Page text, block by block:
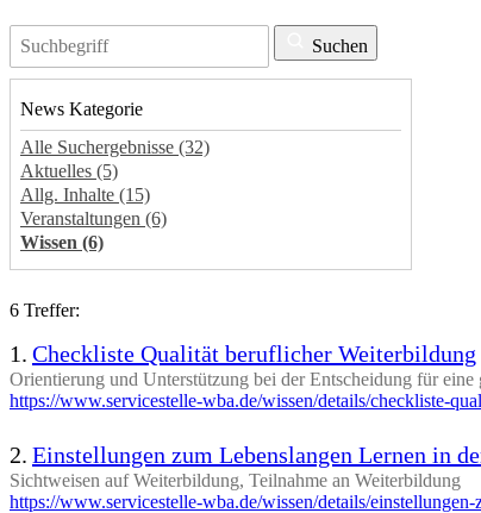
Suchen
News Kategorie
Alle Suchergebnisse (32)
Aktuelles (5)
Allg. Inhalte (15)
Veranstaltungen (6)
Wissen (6)
6 Treffer:
1. Checkliste Qualität beruflicher Weiterbildung
Orientierung und Unterstützung bei der Entscheidung für eine
https://www.servicestelle-wba.de/wissen/details/checkliste-
2. Einstellungen zum Lebenslangen Lernen in
Sichtweisen auf Weiterbildung, Teilnahme an Weiterbildung
https://www.servicestelle-wba.de/wissen/details/